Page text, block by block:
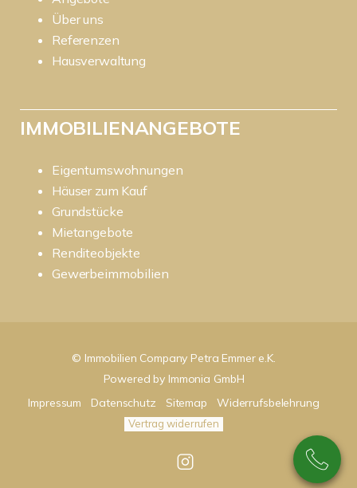
Über uns
Referenzen
Hausverwaltung
IMMOBILIENANGEBOTE
Eigentumswohnungen
Häuser zum Kauf
Grundstücke
Mietangebote
Renditeobjekte
Gewerbeimmobilien
© Immobilien Company Petra Emmer e.K.
Powered by Immonia GmbH
Impressum
Datenschutz Sitemap Widerrufsbelehrung
Vertrag widerrufen